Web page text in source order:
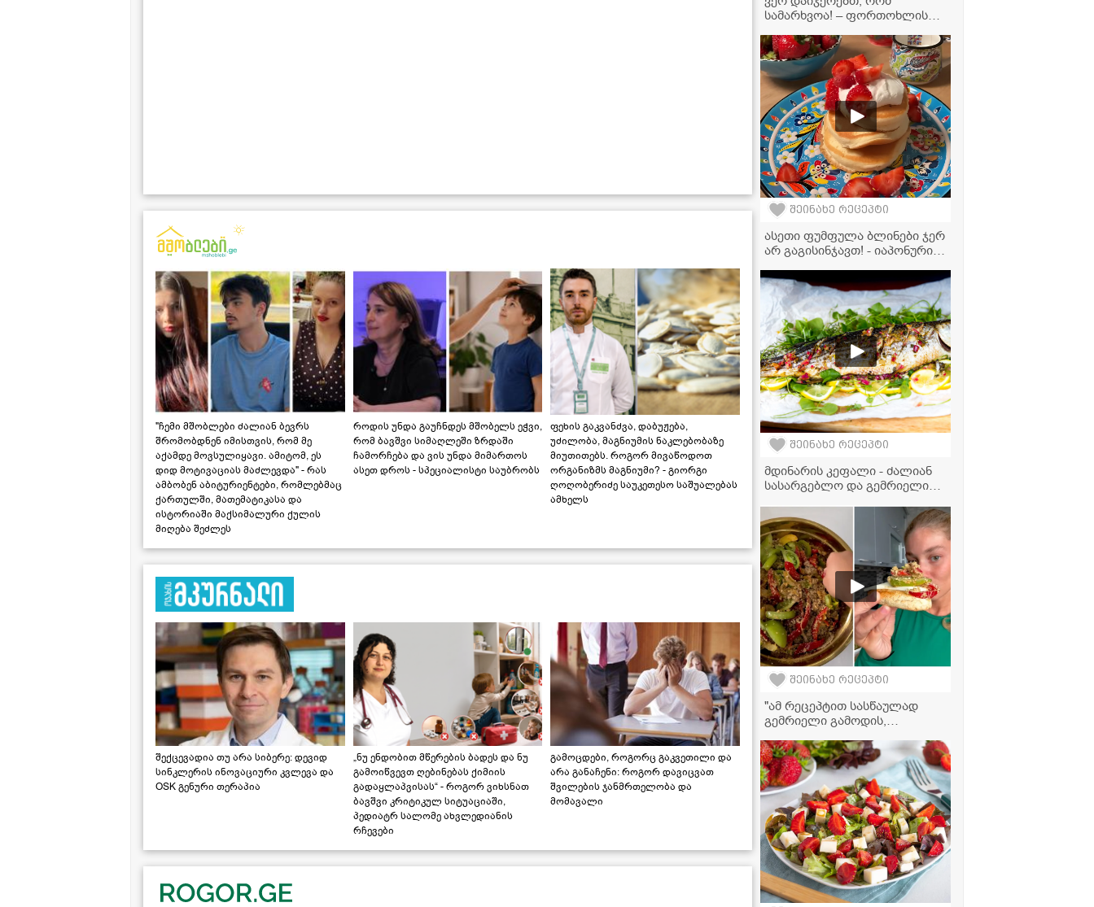
"ჩემი მშობლები ძალიან ბევრს
შრომობდნენ იმისთვის, რომ მე
აქამდე მოვსულიყავი. ამიტომ, ეს
დიდ მოტივაციას მაძლევდა" - რას
ამბობენ აბიტურიენტები, რომლებმაც
ქართულში, მათემატიკასა და
ისტორიაში მაქსიმალური ქულის
მიღება შეძლეს
როდის უნდა გაუჩნდეს მშობელს ეჭვი,
რომ ბავშვი სიმაღლეში ზრდაში
ჩამორჩება და ვის უნდა მიმართოს
ასეთ დროს - სპეციალისტი საუბრობს
ფეხის გაკვანძვა, დაბუჟება,
უძილობა, მაგნიუმის ნაკლებობაზე
მიუთითებს. როგორ მივაწოდოთ
ორგანიზმს მაგნიუმი? - გიორგი
ღოღობერიძე საუკეთესო საშუალებას
ამხელს
შექცევადია თუ არა სიბერე: დევიდ
სინკლერის ინოვაციური კვლევა და
OSK გენური თერაპია
„ნუ ენდობით მწერების ბადეს და ნუ
გამოიწვევთ ღებინებას ქიმიის
გადაყლაპვისას“ - როგორ ვიხსნათ
ბავშვი კრიტიკულ სიტუაციაში,
პედიატრ სალომე ახვლედიანის
რჩევები
გამოცდები, როგორც გაკვეთილი და
არა განაჩენი: როგორ დავიცვათ
შვილების ჯანმრთელობა და
მომავალი
სამარხვოა! – ფორთოხლის
დნება
შეინახე რეცეპტი
ასეთი ფუმფულა ბლინები ჯერ
არ გაგისინჯავთ! - იაპონური
სამზარეულოში
შეინახე რეცეპტი
მდინარის კეფალი - ძალიან
სასარგებლო და გემრიელი
შეინახე რეცეპტი
"ამ რეცეპტით სასწაულად
გემრიელი გამოდის,
მკვახე პომიდრვის ნიგვზიანი
სალათი